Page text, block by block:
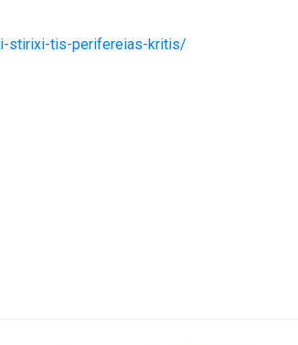
stirixi-tis-perifereias-kritis/